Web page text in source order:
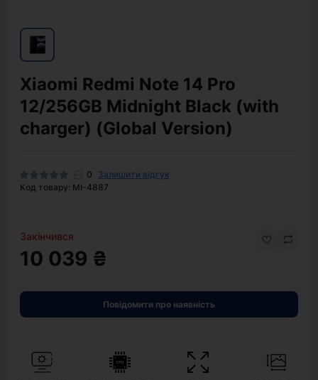
Xiaomi Redmi Note 14 Pro
12/256GB Midnight Black (with
charger) (Global Version)
0
Залишити відгук
Код товару: MI-4887
Закінчився
10 039 ₴
Повідомити про наявність